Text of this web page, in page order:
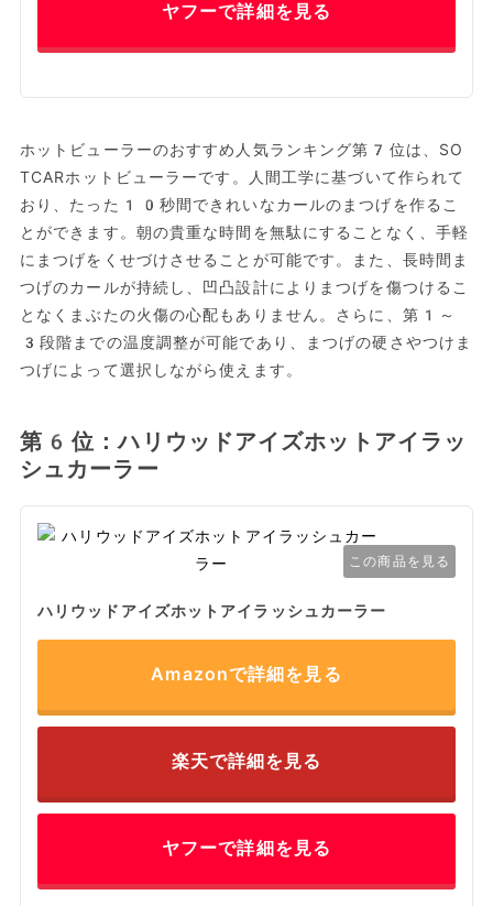
ヤフーで詳細を見る
ホットビューラーのおすすめ人気ランキング第7位は、SO
TCARホットビューラーです。人間工学に基づいて作られて
おり、たった10秒間できれいなカールのまつげを作るこ
とができます。朝の貴重な時間を無駄にすることなく、手軽
にまつげをくせづけさせることが可能です。また、長時間ま
つげのカールが持続し、凹凸設計によりまつげを傷つけるこ
となくまぶたの火傷の心配もありません。さらに、第1～
3段階までの温度調整が可能であり、まつげの硬さやつけま
つげによって選択しながら使えます。
第6位：ハリウッドアイズホットアイラッ
シュカーラー
この商品を見る
ハリウッドアイズホットアイラッシュカーラー
Amazonで詳細を見る
楽天で詳細を見る
ヤフーで詳細を見る